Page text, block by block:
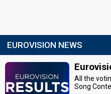
EUROVISION NEWS
All the
Song